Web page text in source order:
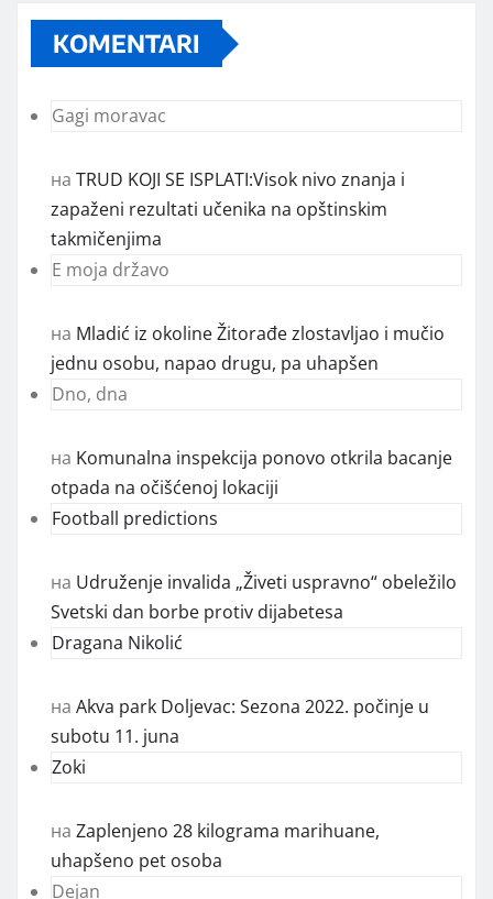
KOMENTARI
Gagi moravac
на TRUD KOJI SE ISPLATI:Visok nivo znanja i
zapaženi rezultati učenika na opštinskim
takmičenjima
E moja državo
на Mladić iz okoline Žitorađe zlostavljao i mučio
jednu osobu, napao drugu, pa uhapšen
Dno, dna
на Komunalna inspekcija ponovo otkrila bacanje
otpada na očišćenoj lokaciji
Football predictions
на Udruženje invalida „Živeti uspravno“ obeležilo
Svetski dan borbe protiv dijabetesa
Dragana Nikolić
на Akva park Doljevac: Sezona 2022. počinje u
subotu 11. juna
Zoki
на Zaplenjeno 28 kilograma marihuane,
uhapšeno pet osoba
Dejan